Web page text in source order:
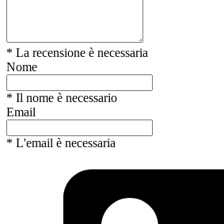
* La recensione è necessaria
Nome
* Il nome è necessario
Email
* L'email è necessaria